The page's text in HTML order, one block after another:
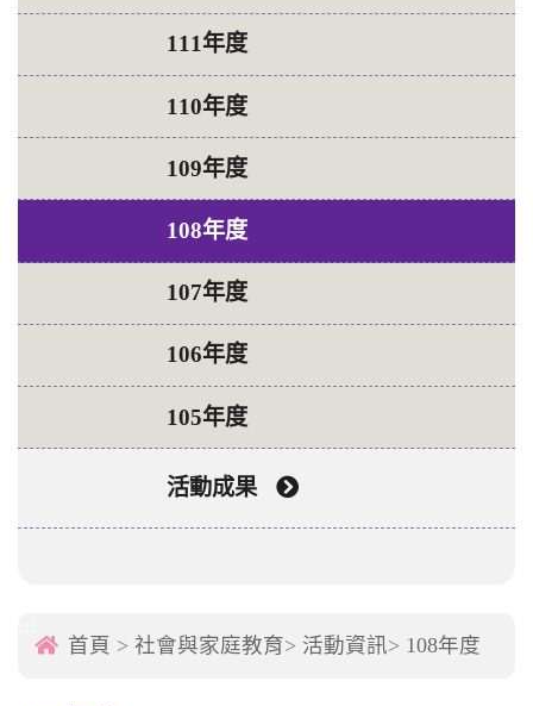
111年度
110年度
109年度
108年度
107年度
106年度
105年度
活動成果
首頁 >社會與家庭教育> 活動資訊> 108年度